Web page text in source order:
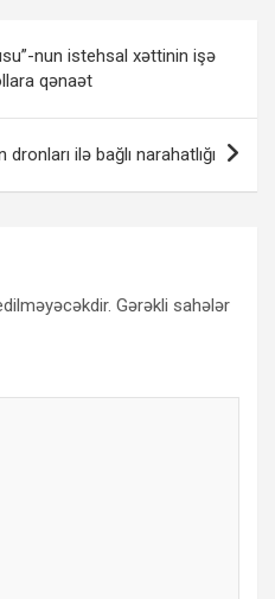
nun istehsal xəttinin işə
qənaət
ilə bağlı narahatlığı
Gərəkli sahələr